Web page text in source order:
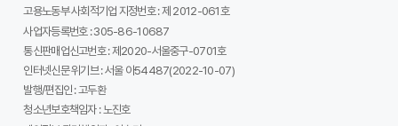
고용노동부 사회적기업 지정번호 : 제 2012-061호
사업자등록번호 :305-86-10687
통신판매업신고번호 :제2020-서울중구-0701호
인터넷신문 위기브 :서울 아54487(2022-10-07)
발행/편집인 :고두환
청소년보호책임자 :노진호